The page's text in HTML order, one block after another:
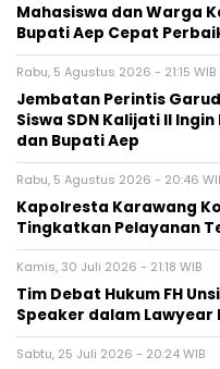
Mahasiswa dan Warga
Bupati Aep Cepat
Rabu, 5 Agustus 2026 - 21:15 WIB
Jembatan Perintis
Siswa SDN Kalijati II
dan Bupati Aep
Rabu, 5 Agustus 2026 - 20:46
Kapolresta Karawang
Tingkatkan Pelayanan
Kamis, 30 Juli 2026 - 21:18 WIB
​Tim Debat Hukum FH
Speaker dalam Lawyear
Sabtu, 25 Juli 2026 - 20:24 WIB